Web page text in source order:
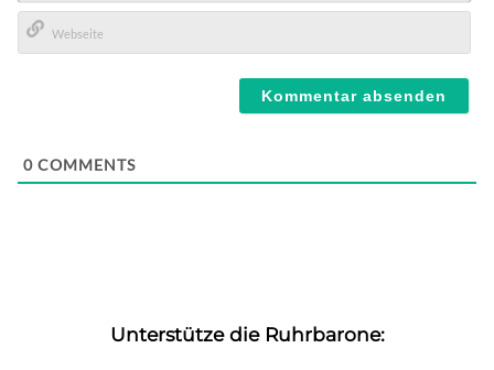
E-
Mail*
0 COMMENTS
Unterstütze die Ruhrbarone: